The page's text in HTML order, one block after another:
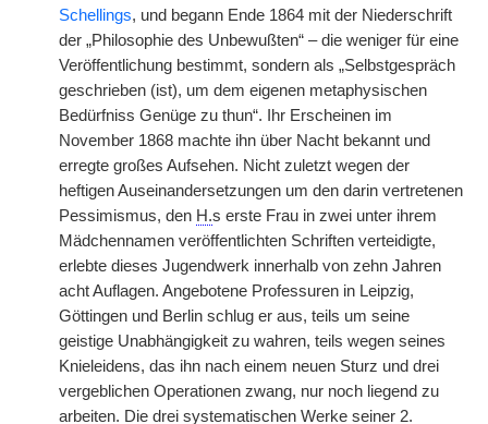
Schellings, und begann Ende 1864 mit der Niederschrift
der „Philosophie des Unbewußten“ – die weniger für eine
Veröffentlichung bestimmt, sondern als „Selbstgespräch
geschrieben (ist), um dem eigenen metaphysischen
Bedürfniss Genüge zu thun“. Ihr Erscheinen im
November 1868 machte ihn über Nacht bekannt und
erregte großes Aufsehen. Nicht zuletzt wegen der
heftigen Auseinandersetzungen um den darin vertretenen
Pessimismus, den H.s erste Frau in zwei unter ihrem
Mädchennamen veröffentlichten Schriften verteidigte,
erlebte dieses Jugendwerk innerhalb von zehn Jahren
acht Auflagen. Angebotene Professuren in Leipzig,
Göttingen und Berlin schlug er aus, teils um seine
geistige Unabhängigkeit zu wahren, teils wegen seines
Knieleidens, das ihn nach einem neuen Sturz und drei
vergeblichen Operationen zwang, nur noch liegend zu
arbeiten. Die drei systematischen Werke seiner 2.